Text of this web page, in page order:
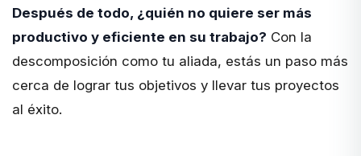
Después de todo, ¿quién no quiere ser más
productivo y eficiente en su trabajo? Con la
descomposición como tu aliada, estás un paso más
cerca de lograr tus objetivos y llevar tus proyectos
al éxito.